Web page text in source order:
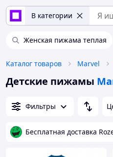
В категории
Женская пижама теплая
Каталог товаров Marvel
Детские пижамы
Фильтры
Бесплатная доставка